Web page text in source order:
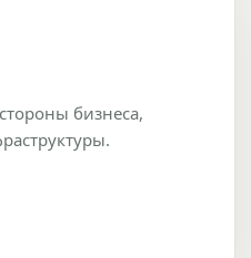
бизнеса,